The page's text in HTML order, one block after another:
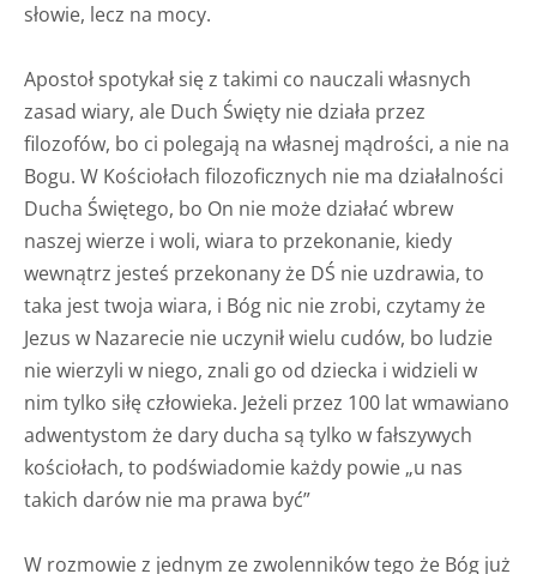
słowie, lecz na mocy.
Apostoł spotykał się z takimi co nauczali własnych
zasad wiary, ale Duch Święty nie działa przez
filozofów, bo ci polegają na własnej mądrości, a nie na
Bogu. W Kościołach filozoficznych nie ma działalności
Ducha Świętego, bo On nie może działać wbrew
naszej wierze i woli, wiara to przekonanie, kiedy
wewnątrz jesteś przekonany że DŚ nie uzdrawia, to
taka jest twoja wiara, i Bóg nic nie zrobi, czytamy że
Jezus w Nazarecie nie uczynił wielu cudów, bo ludzie
nie wierzyli w niego, znali go od dziecka i widzieli w
nim tylko siłę człowieka. Jeżeli przez 100 lat wmawiano
adwentystom że dary ducha są tylko w fałszywych
kościołach, to podświadomie każdy powie „u nas
takich darów nie ma prawa być”
W rozmowie z jednym ze zwolenników tego że Bóg już